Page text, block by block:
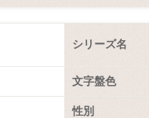
シリーズ名
文字盤色
性別